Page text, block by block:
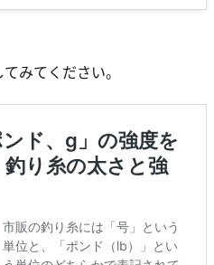
みてください。